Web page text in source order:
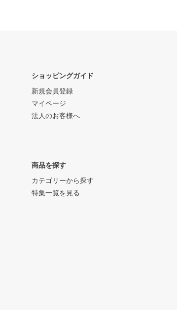
ショッピングガイド
新規会員登録
マイページ
法人のお客様へ
商品を探す
カテゴリーから探す
特集一覧を見る